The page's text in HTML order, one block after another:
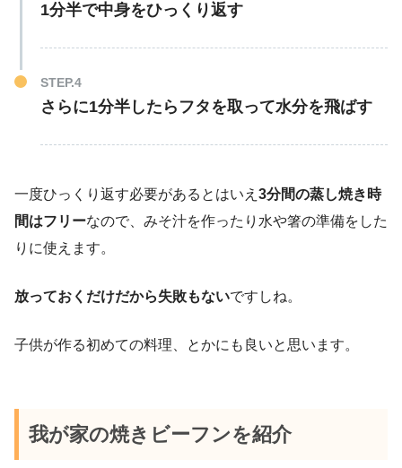
1分半で中身をひっくり返す
さらに1分半したらフタを取って水分を飛ばす
一度ひっくり返す必要があるとはいえ 3分間の蒸し焼き時
間はフリーなので、みそ汁を作ったり水や箸の準備をした
りに使えます。
放っておくだけだから失敗もないですしね。
子供が作る初めての料理、とかにも良いと思います。
我が家の焼きビーフンを紹介